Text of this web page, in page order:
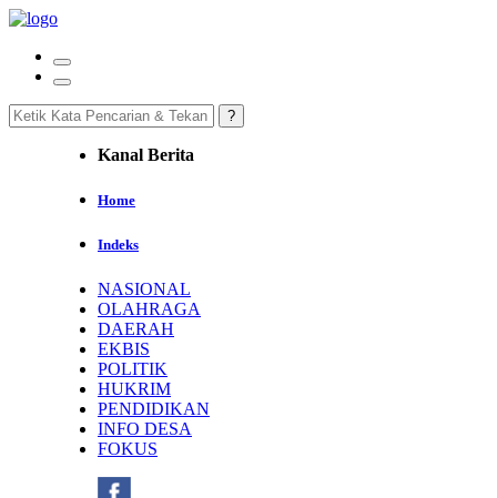
Kanal Berita
Home
Indeks
NASIONAL
OLAHRAGA
DAERAH
EKBIS
POLITIK
HUKRIM
PENDIDIKAN
INFO DESA
FOKUS